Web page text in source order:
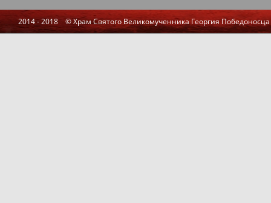
2014 - 2018 © Храм Святого Великомученника Георгия Победоносца